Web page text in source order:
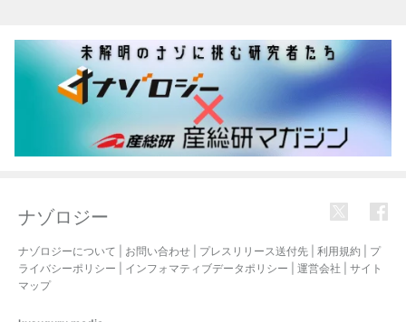
ナゾロジー
ナゾロジーについて お問い合わせ プレスリリース送付先 利用規約
プ
ライバシーポリシー
インフォマティブデータポリシー 運営会社
サイト
マップ